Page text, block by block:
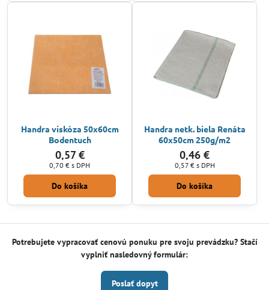
Handra viskóza 50x60cm
Bodentuch
0,57 €
0,70 € s DPH
Do košíka
Handra netk. biela Renáta
60x50cm 250g/m2
0,46 €
0,57 € s DPH
Do košíka
Potrebujete vypracovať cenovú ponuku pre svoju prevádzku? Stačí
vyplniť nasledovný formulár:
Poslať dopyt